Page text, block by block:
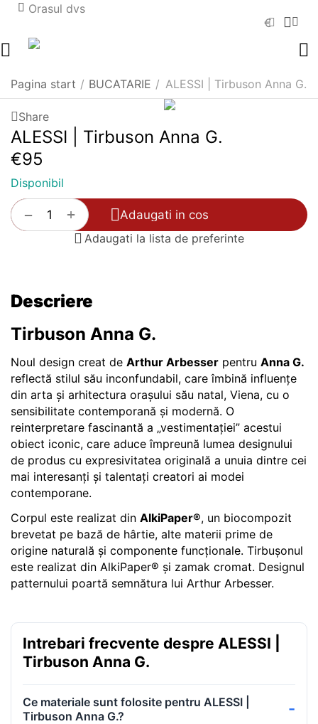
Orasul dvs
€
Pagina start / BUCATARIE / ALESSI | Tirbuson Anna G.
Share
ALESSI | Tirbuson Anna G.
€‍95‍
Disponibil
+
−
Adaugati in cos
Adaugati la lista de preferinte
Descriere
Tirbuson Anna G.
Noul design creat de Arthur Arbesser pentru Anna G.
reflectă stilul său inconfundabil, care îmbină influențe
din arta și arhitectura orașului său natal, Viena, cu o
sensibilitate contemporană și modernă. O
reinterpretare fascinantă a „vestimentației” acestui
obiect iconic, care aduce împreună lumea designului
de produs cu expresivitatea originală a unuia dintre cei
mai interesanți și talentați creatori ai modei
contemporane.
Corpul este realizat din AlkiPaper®, un biocompozit
brevetat pe bază de hârtie, alte materii prime de
origine naturală și componente funcționale. Tirbușonul
este realizat din AlkiPaper® și zamak cromat. Designul
patternului poartă semnătura lui Arthur Arbesser.
Intrebari frecvente despre ALESSI |
Tirbuson Anna G.
Ce materiale sunt folosite pentru ALESSI |
Tirbuson Anna G.?